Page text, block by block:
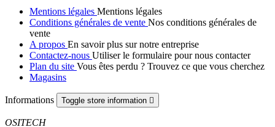
Mentions légales Mentions légales
Conditions générales de vente Nos conditions générales de
vente
A propos En savoir plus sur notre entreprise
Contactez-nous Utiliser le formulaire pour nous contacter
Plan du site Vous êtes perdu ? Trouvez ce que vous cherchez
Magasins
Informations Toggle store information 
OSITECH